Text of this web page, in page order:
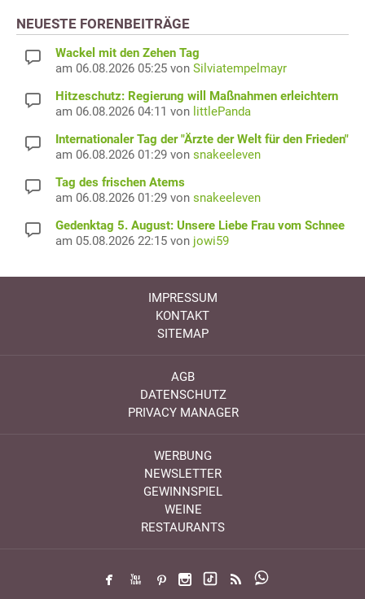
NEUESTE FORENBEITRÄGE
Wackel mit den Zehen Tag
am 06.08.2026 05:25 von Silviatempelmayr
Hitzeschutz: Regierung will Maßnahmen erleichtern
am 06.08.2026 04:11 von littlePanda
Internationaler Tag der "Ärzte der Welt für den Frieden"
am 06.08.2026 01:29 von snakeeleven
Tag des frischen Atems
am 06.08.2026 01:29 von snakeeleven
Gedenktag 5. August: Unsere Liebe Frau vom Schnee
am 05.08.2026 22:15 von jowi59
IMPRESSUM
KONTAKT
SITEMAP
AGB
DATENSCHUTZ
PRIVACY MANAGER
WERBUNG
NEWSLETTER
GEWINNSPIEL
WEINE
RESTAURANTS